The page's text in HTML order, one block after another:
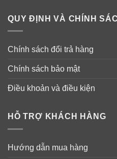
QUY ĐỊNH VÀ CHÍNH
Chính sách đổi trả hàng
Chính sách bảo mật
Điều khoản và điều kiện
HỖ TRỢ KHÁCH HÀNG
Hướng dẫn mua hàng